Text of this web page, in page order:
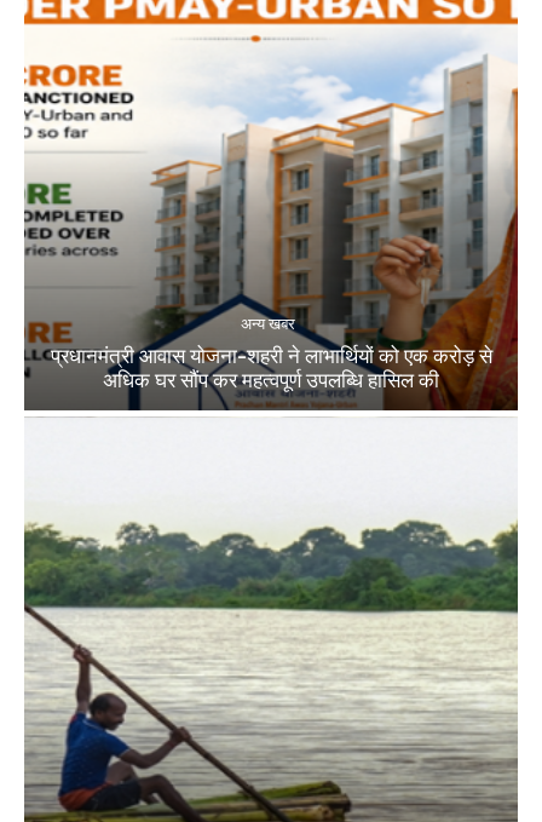
अन्य खबर
प्रधानमंत्री आवास योजना-शहरी ने लाभार्थियों को एक करोड़ से
अधिक घर सौंप कर महत्वपूर्ण उपलब्धि हासिल की